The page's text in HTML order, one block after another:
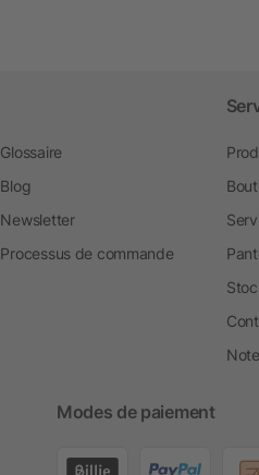
Glossaire
Blog
Newsletter
Processus de commande
Modes de paiement